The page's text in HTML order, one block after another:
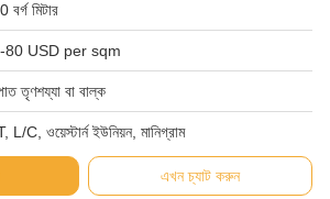
বর্গ মিটার
80 USD per sqm
তৃণশয্যা বা বাল্ক
L/C, ওয়েস্টার্ন ইউনিয়ন, মানিগ্রাম
এখন চ্যাট করুন